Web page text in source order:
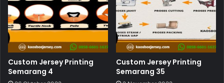
Custom Jersey Printing
Semarang 4
Custom Jersey Printing
Semarang 35